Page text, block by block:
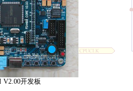
V2.00开发板